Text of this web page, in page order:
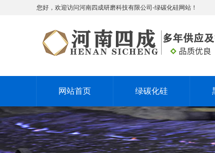
您好，欢迎访问河南四成研磨科技有限公司-绿碳化硅网站！
网站首页 绿碳化硅